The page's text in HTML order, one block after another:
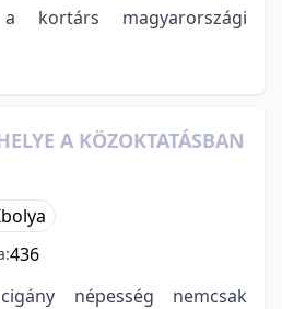
kortárs magyarországi
A KÖZOKTATÁSBAN
436
népesség nemcsak